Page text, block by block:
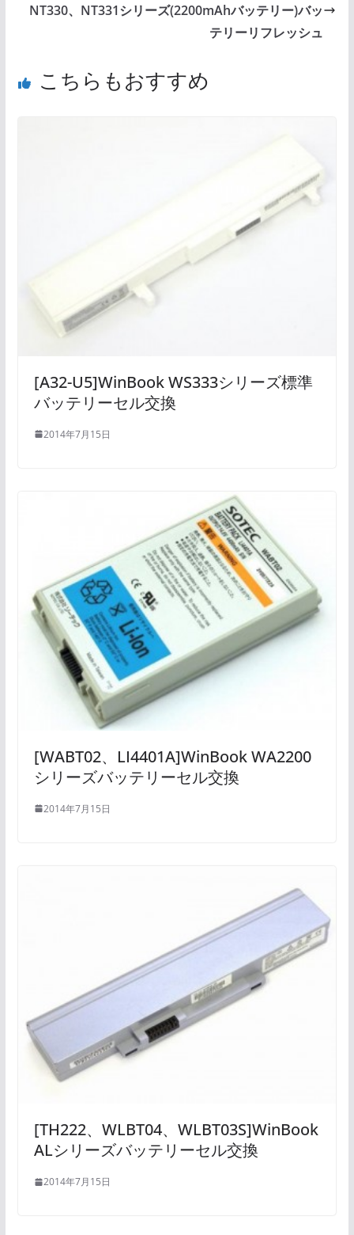
NT330、NT331シリーズ(2200mAhバッテリー)バッ
テリーリフレッシュ
こちらもおすすめ
[A32-U5]WinBook WS333シリーズ標準
バッテリーセル交換
2014年7月15日
[WABT02、LI4401A]WinBook WA2200
シリーズバッテリーセル交換
2014年7月15日
[TH222、WLBT04、WLBT03S]WinBook
ALシリーズバッテリーセル交換
2014年7月15日